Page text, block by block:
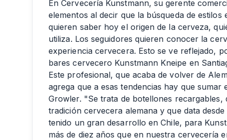
En Cervecería Kunstmann, su gerente
elementos al decir que la búsqueda de
quieren saber hoy el origen de la cerveza,
utiliza. Los seguidores quieren conocer la
experiencia cervecera. Esto se ve reflejado,
bares cervecero Kunstmann Kneipe en
Este profesional, que acaba de volver de
agrega que a esas tendencias hay que
Growler. "Se trata de botellones
tradición cervecera alemana y que data
tenido un gran desarrollo en Chile, para
más de diez años que en nuestra cervecería